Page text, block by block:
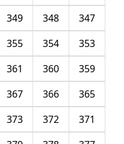
347
348
349
353
354
355
359
360
361
365
366
367
371
372
373